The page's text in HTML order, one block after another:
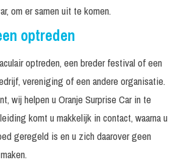
om er samen uit te komen.
optreden
optreden, een breder festival of een
vereniging of een andere organisatie.
wij helpen u Oranje Surprise Car in te
komt u makkelijk in contact, waarna u
geregeld is en u zich daarover geen